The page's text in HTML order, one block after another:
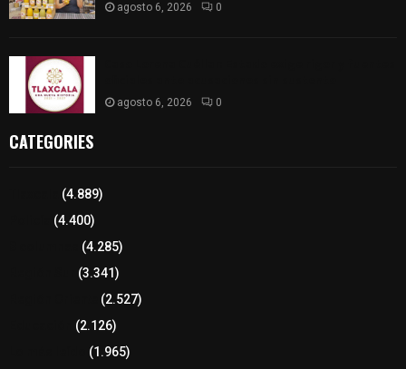
agosto 6, 2026 0
agosto 6, 2026 0
CATEGORIES
(4.889)
(4.400)
(4.285)
(3.341)
(2.527)
(2.126)
(1.965)